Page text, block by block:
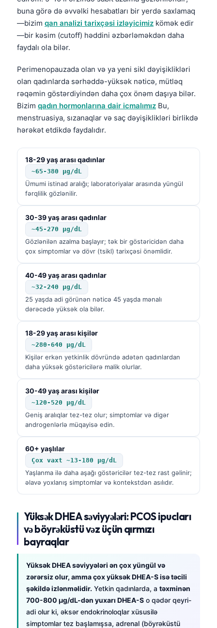
buna görə də əvvəlki hesabatları bir yerdə saxlamaq
—bizim qan analizi tarixçəsi izləyicimiz kömək edir
—bir kəsim (cutoff) həddini əzbərləməkdən daha
faydalı ola bilər.
Perimenopauzada olan və ya yeni sikl dəyişiklikləri
olan qadınlarda sərhəddə-yüksək nəticə, mütləq
rəqəmin göstərdiyindən daha çox önəm daşıya bilər.
Bizim qadın hormonlarına dair icmalımız Bu,
menstruasiya, sızanaqlar və saç dəyişiklikləri birlikdə
hərəkət etdikdə faydalıdır.
18-29 yaş arası qadınlar
~65-380 µg/dL
Ümumi istinad aralığı; laboratoriyalar arasında yüngül
fərqlilik gözlənilir.
30-39 yaş arası qadınlar
~45-270 µg/dL
Gözlənilən azalma başlayır; tək bir göstəricidən daha
çox simptomlar və dövr (tsikl) tarixçəsi önəmlidir.
40-49 yaş arası qadınlar
~32-240 µg/dL
25 yaşda adi görünən nəticə 45 yaşda mənalı
dərəcədə yüksək ola bilər.
18-29 yaş arası kişilər
~280-640 µg/dL
Kişilər erkən yetkinlik dövründə adətən qadınlardan
daha yüksək göstəricilərə malik olurlar.
30-49 yaş arası kişilər
~120-520 µg/dL
Geniş aralıqlar tez-tez olur; simptomlar və digər
androgenlərlə müqayisə edin.
60+ yaşlılar
Çox vaxt ~13-180 µg/dL
Yaşlanma ilə daha aşağı göstəricilər tez-tez rast gəlinir;
əlavə yoxlanış simptomlar və kontekstdən asılıdır.
Yüksək DHEA səviyyələri: PCOS ipucları
və böyrəküstü vəz üçün qırmızı
bayraqlar
Yüksək DHEA səviyyələri ən çox yüngül və
zərərsiz olur, amma çox yüksək DHEA-S isə təcili
şəkildə izlənməlidir. Yetkin qadınlarda, a təxminən
700-800 µg/dL-dən yuxarı DHEA-S o qədər qeyri-
adi olur ki, əksər endokrinoloqlar xüsusilə
simptomlar tez başlamışsa, adrenal (böyrəküstü